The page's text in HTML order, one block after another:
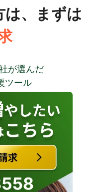
は、まずは
が選んだ
ツール